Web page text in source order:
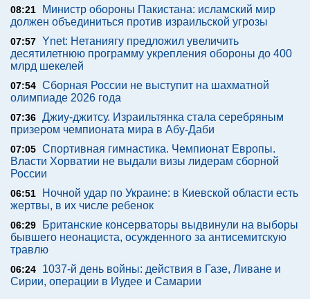
08:21
Министр обороны Пакистана: исламский мир
должен объединиться против израильской угрозы
07:57 Ynet: Нетаниягу предложил увеличить
десятилетнюю программу укрепления обороны до 400
млрд шекелей
07:54 Сборная России не выступит на шахматной
олимпиаде 2026 года
07:36 Джиу-джитсу. Израильтянка стала серебряным
призером чемпионата мира в Абу-Даби
07:05 Спортивная гимнастика. Чемпионат Европы.
Власти Хорватии не выдали визы лидерам сборной
России
06:51
Ночной удар по Украине: в Киевской области есть
жертвы, в их числе ребенок
06:29
Британские консерваторы выдвинули на выборы
бывшего неонациста, осужденного за антисемитскую
травлю
06:24
1037-й день войны: действия в Газе, Ливане и
Сирии, операции в Иудее и Самарии